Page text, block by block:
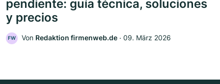
pendiente: guía técnica, soluciones
y precios
FW Von Redaktion firmenweb.de ‧ 09. März 2026